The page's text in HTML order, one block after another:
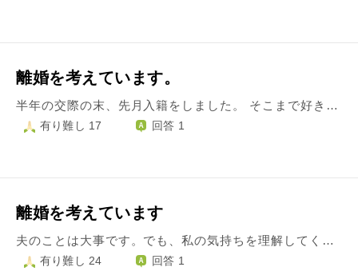
離婚を考えています。
半年の交際の末、先月入籍をしました。 そこまで好きという感情はありませんでしたが、優しさに惹かれてこの人なら幸せになれるかも、という気持ちが結婚の決断理由でした。 ただ結婚を決めた理由としてもう一つあります。 元彼を忘れるためです。 彼とは5年間交際していました。 当時、婚約者でしたが結婚寸前で彼の弟さんが病気になってしまい、彼の両親も高齢という事もあり長男の彼が引き取る事になったため、破談になりました。 それでも一緒にいられる方法を2人で考えましたが、結局私への負担を考えて結婚はやめようという結論になりました。 正直今でも大好きです。 旦那さんには付き合う前にこの話をしていて、そのうえで結婚したのですが、やっぱり忘れる事ができません。 むしろ、より気持ちが大きくなりました。 結婚にはいろんなかたちがあって、自分次第で幸せになれると今日まで気持ちを持ってきましたが、旦那さんと居るのが辛くなってしまいました。 本当に旦那さんには申し訳なく、自分は最低だなと思っています。 このまま続けていくか、離婚をするか考えています。 結婚を喜んでくれた家族には相談もできませんし、離婚となったら悲しい思いをさせてしまう思いで、どうしたらいいのか分からなくなってしまいました。 決断は自分自身でするものですが、第三者からの意見を聞きたいと思いました。 よろしくお願いいたします。
有り難し 17 回答 1
離婚を考えています
夫のことは大事です。でも、私の気持ちを理解してくれなかったり、生活費のほとんどを私が負担する、貯金がない、などで嫌気がさしてきました。 頼りない、収入が少ないなどで私の両親は結婚を反対しました。しかし、長い目で見よう、私が選んだ人なら大丈夫なはずと信じて、私が多くお金を出したり支えてきました。でも今思うと、私が甘やかしすぎたのかもしれません。 旦那はこれから3年間学校に通って資格をとり、そのあとは頑張ってお金を家に入れるといいますが不安です。長い目で見るといったのに待てなかった自分を情けなくも思います。夫は、愛してると何度も言ってくれますが、私といるのが楽で心地よいからかもと思ってしまいます。 別れを決意したのですが、親や夫に対し申し訳なさがあります。でも半端な気持ちで決意したわけではないので、自分の気持ちを貫きたいと思っています。 こんな私に何かお言葉をください。
有り難し 24 回答 1